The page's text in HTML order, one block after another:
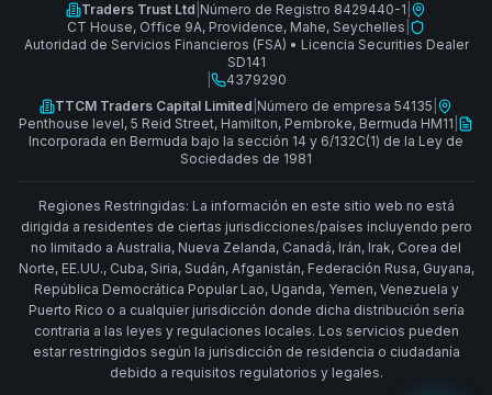
Traders Trust Ltd Número de Registro 8429440-1
CT House, Office 9A, Providence, Mahe, Seychelles
Autoridad de Servicios Financieros (FSA) • Licencia Securities Dealer
SD141
4379290
TTCM Traders Capital Limited Número de empresa 54135
Penthouse level, 5 Reid Street, Hamilton, Pembroke, Bermuda HM11
Incorporada en Bermuda bajo la sección 14 y 6/132C(1) de la Ley de
Sociedades de 1981
Regiones Restringidas: La información en este sitio web no está
dirigida a residentes de ciertas jurisdicciones/países incluyendo pero
no limitado a Australia, Nueva Zelanda, Canadá, Irán, Irak, Corea del
Norte, EE.UU., Cuba, Siria, Sudán, Afganistán, Federación Rusa, Guyana,
República Democrática Popular Lao, Uganda, Yemen, Venezuela y
Puerto Rico o a cualquier jurisdicción donde dicha distribución sería
contraria a las leyes y regulaciones locales. Los servicios pueden
estar restringidos según la jurisdicción de residencia o ciudadanía
debido a requisitos regulatorios y legales.